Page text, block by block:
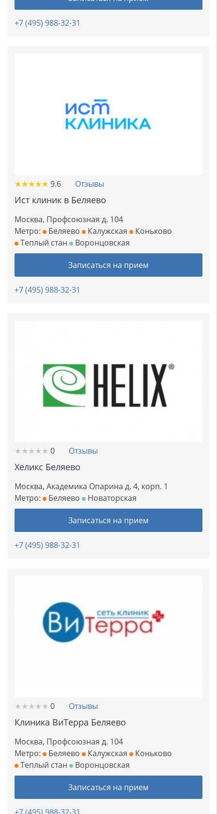
+7 (495) 988-32-31
★★★★★
★★★★★ 9.6 Отзывы
Ист клиник в Беляево
Москва, Профсоюзная д. 104
Метро:
Беляево Калужская
Коньково
Теплый стан
Воронцовская
Записаться на прием
+7 (495) 988-32-31
★★★★★
★★★★★ 0 Отзывы
Хеликс Беляево
Москва, Академика Опарина д. 4, корп. 1
Метро:
Беляево Новаторская
Записаться на прием
+7 (495) 988-32-31
★★★★★
★★★★★ 0 Отзывы
Клиника ВиТерра Беляево
Москва, Профсоюзная д. 104
Метро:
Беляево Калужская
Коньково
Теплый стан
Воронцовская
Записаться на прием